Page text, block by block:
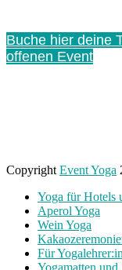
Buche hier deine
offenen Event
Copyright Event Yoga
Yoga für Hotels
Aperol Yoga
Wein Yoga
Für
Yogamatten